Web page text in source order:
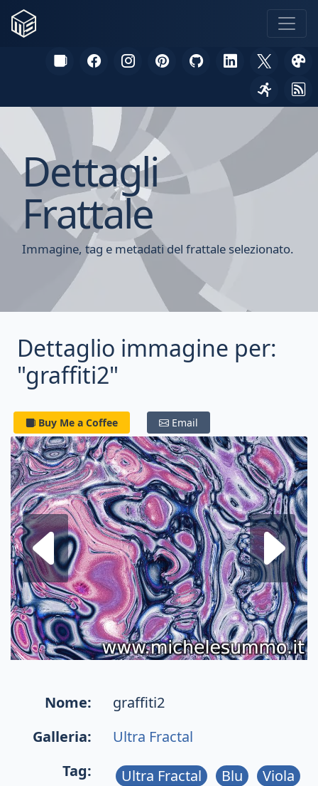
Dettagli
Frattale
Immagine, tag e metadati del frattale selezionato.
Dettaglio immagine per:
"graffiti2"
Buy Me a Coffee Email
Frattale
Nome:
graffiti2
Galleria:
Ultra Fractal
Tag:
Ultra Fractal Blu Viola